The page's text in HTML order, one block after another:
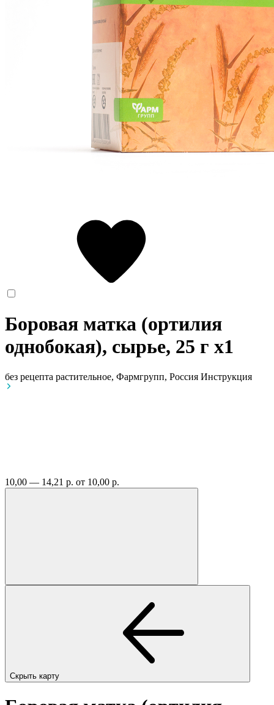
Боровая матка (ортилия
однобокая), сырье, 25 г x1
без рецепта растительное, Фармгрупп, Россия Инструкция
10,00 — 14,21 р. от 10,00 р.
Скрыть карту